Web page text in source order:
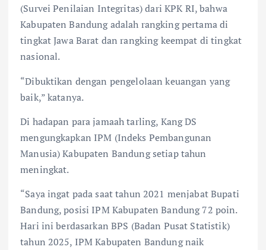
(Survei Penilaian Integritas) dari KPK RI, bahwa
Kabupaten Bandung adalah rangking pertama di
tingkat Jawa Barat dan rangking keempat di tingkat
nasional.
“Dibuktikan dengan pengelolaan keuangan yang
baik,” katanya.
Di hadapan para jamaah tarling, Kang DS
mengungkapkan IPM (Indeks Pembangunan
Manusia) Kabupaten Bandung setiap tahun
meningkat.
“Saya ingat pada saat tahun 2021 menjabat Bupati
Bandung, posisi IPM Kabupaten Bandung 72 poin.
Hari ini berdasarkan BPS (Badan Pusat Statistik)
tahun 2025, IPM Kabupaten Bandung naik